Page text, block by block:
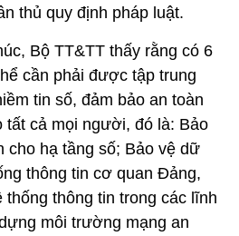
thủ quy định pháp luật.
Bộ TT&TT thấy rằng có 6
cần phải được tập trung
tin số, đảm bảo an toàn
tất cả mọi người, đó là: Bảo
cho hạ tầng số; Bảo vệ dữ
thông tin cơ quan Đảng,
thông tin trong các lĩnh
môi trường mạng an